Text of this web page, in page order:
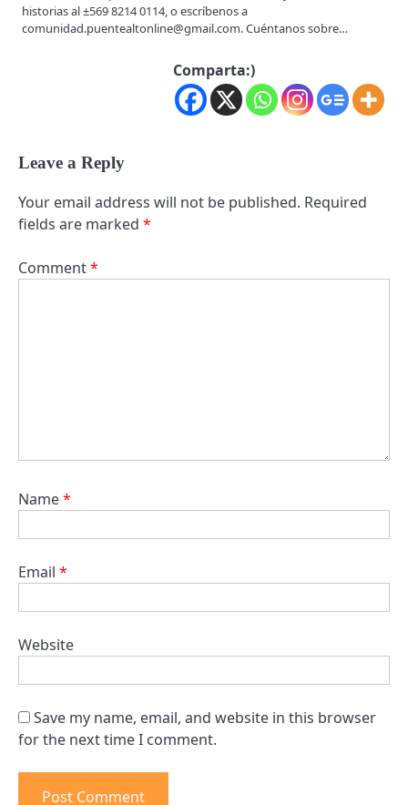
historias al ±569 8214 0114, o escríbenos a
comunidad.puentealtonline@gmail.com. Cuéntanos sobre…
Comparta:)
Leave a Reply
Your email address will not be published. Required
fields are marked *
Comment*
Name*
Email *
Website
Save my name, email, and website in this browser
for the next time I comment.